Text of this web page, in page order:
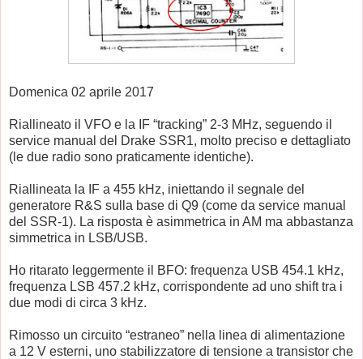
Domenica 02 aprile 2017
Riallineato il VFO e la IF “tracking” 2-3 MHz, seguendo il
service manual del Drake SSR1, molto preciso e dettagliato
(le due radio sono praticamente identiche).
Riallineata la IF a 455 kHz, iniettando il segnale del
generatore R&S sulla base di Q9 (come da service manual
del SSR-1). La risposta è asimmetrica in AM ma abbastanza
simmetrica in LSB/USB.
Ho ritarato leggermente il BFO: frequenza USB 454.1 kHz,
frequenza LSB 457.2 kHz, corrispondente ad uno shift tra i
due modi di circa 3 kHz.
Rimosso un circuito “estraneo” nella linea di alimentazione
a 12 V esterni, uno stabilizzatore di tensione a transistor che